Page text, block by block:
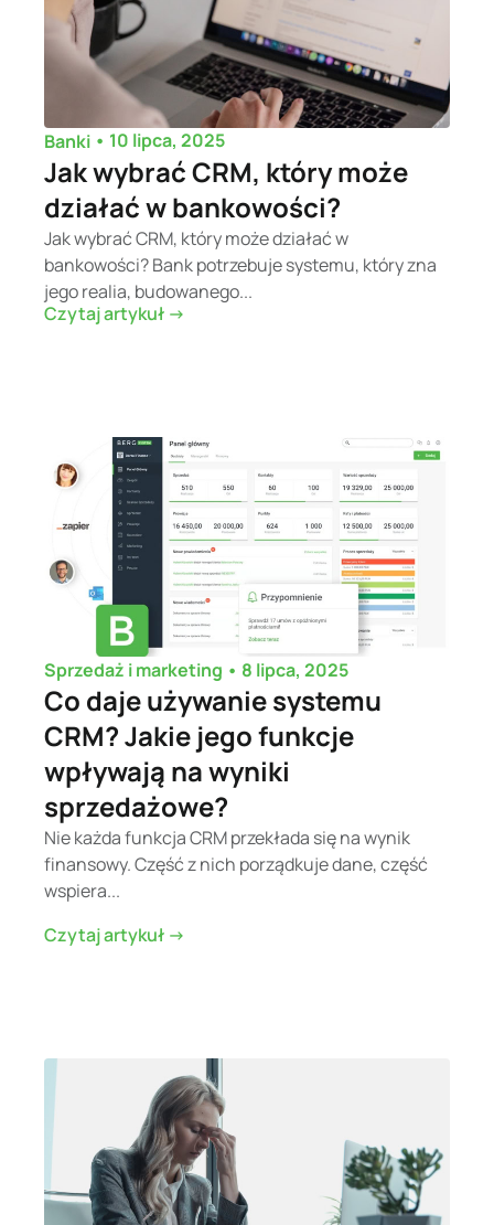
Banki • 10 lipca, 2025
Jak wybrać CRM, który może
działać w bankowości?
Jak wybrać CRM, który może działać w
bankowości? Bank potrzebuje systemu, który zna
jego realia, budowanego...
Czytaj artykuł ->
Sprzedaż i marketing • 8 lipca, 2025
Co daje używanie systemu
CRM? Jakie jego funkcje
wpływają na wyniki
sprzedażowe?
Nie każda funkcja CRM przekłada się na wynik
finansowy. Część z nich porządkuje dane, część
wspiera...
Czytaj artykuł ->